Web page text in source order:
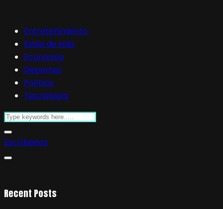
Entretenimiento
Estilo de vida
Economía
Deportes
Política
Tecnología
Escríbenos
Recent Posts